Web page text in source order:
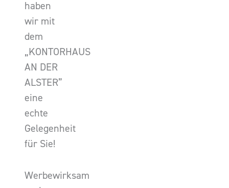
haben
wir mit
dem
„KONTORHAUS
AN DER
ALSTER”
eine
echte
Gelegenheit
für Sie!
Werbewirksam